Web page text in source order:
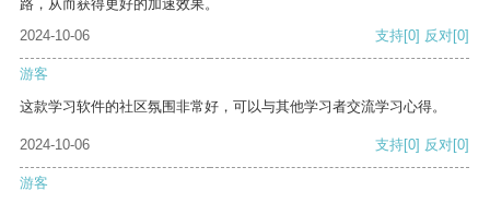
路，从而获得更好的加速效果。
2024-10-06
支持[0] 反对[0]
游客
这款学习软件的社区氛围非常好，可以与其他学习者交流学习心得。
2024-10-06 支持[0] 反对[0]
游客